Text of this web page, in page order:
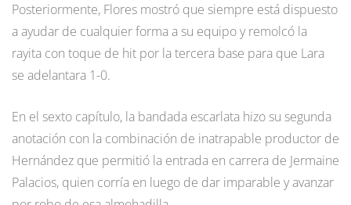
Posteriormente, Flores mostró que siempre está dispuesto
a ayudar de cualquier forma a su equipo y remolcó la
rayita con toque de hit por la tercera base para que Lara
se adelantara 1-0.
En el sexto capítulo, la bandada escarlata hizo su segunda
anotación con la combinación de inatrapable productor de
Hernández que permitió la entrada en carrera de Jermaine
Palacios, quien corría en luego de dar imparable y avanzar